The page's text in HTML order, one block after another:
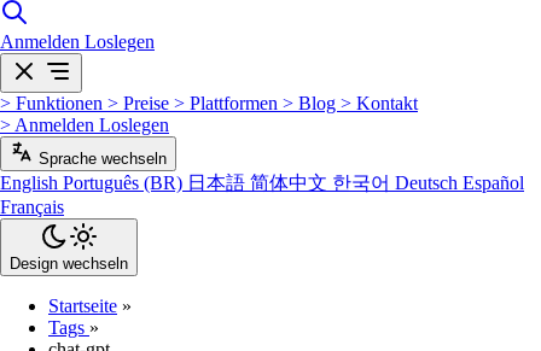
Anmelden Loslegen
> Funktionen > Preise > Plattformen > Blog > Kontakt
> Anmelden Loslegen
Sprache wechseln
English Português (BR) 日本語 简体中文 한국어 Deutsch Español
Français
Design wechseln
Startseite »
Tags »